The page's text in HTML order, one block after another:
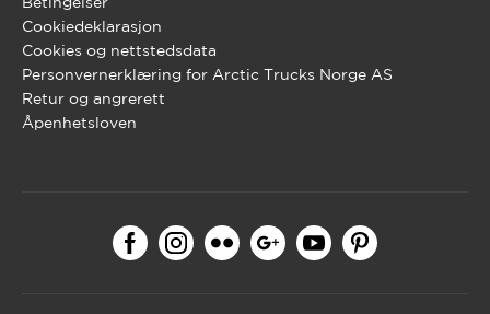
Cookiedeklarasjon
Cookies og nettstedsdata
Personvernerklæring for Arctic Trucks Norge AS
Retur og angrerett
Åpenhetsloven